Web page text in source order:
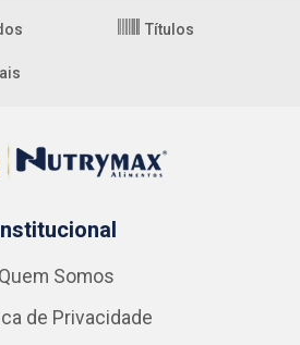
Títulos
Quem Somos
de Privacidade